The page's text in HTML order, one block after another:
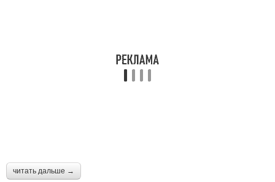
читать дальше →